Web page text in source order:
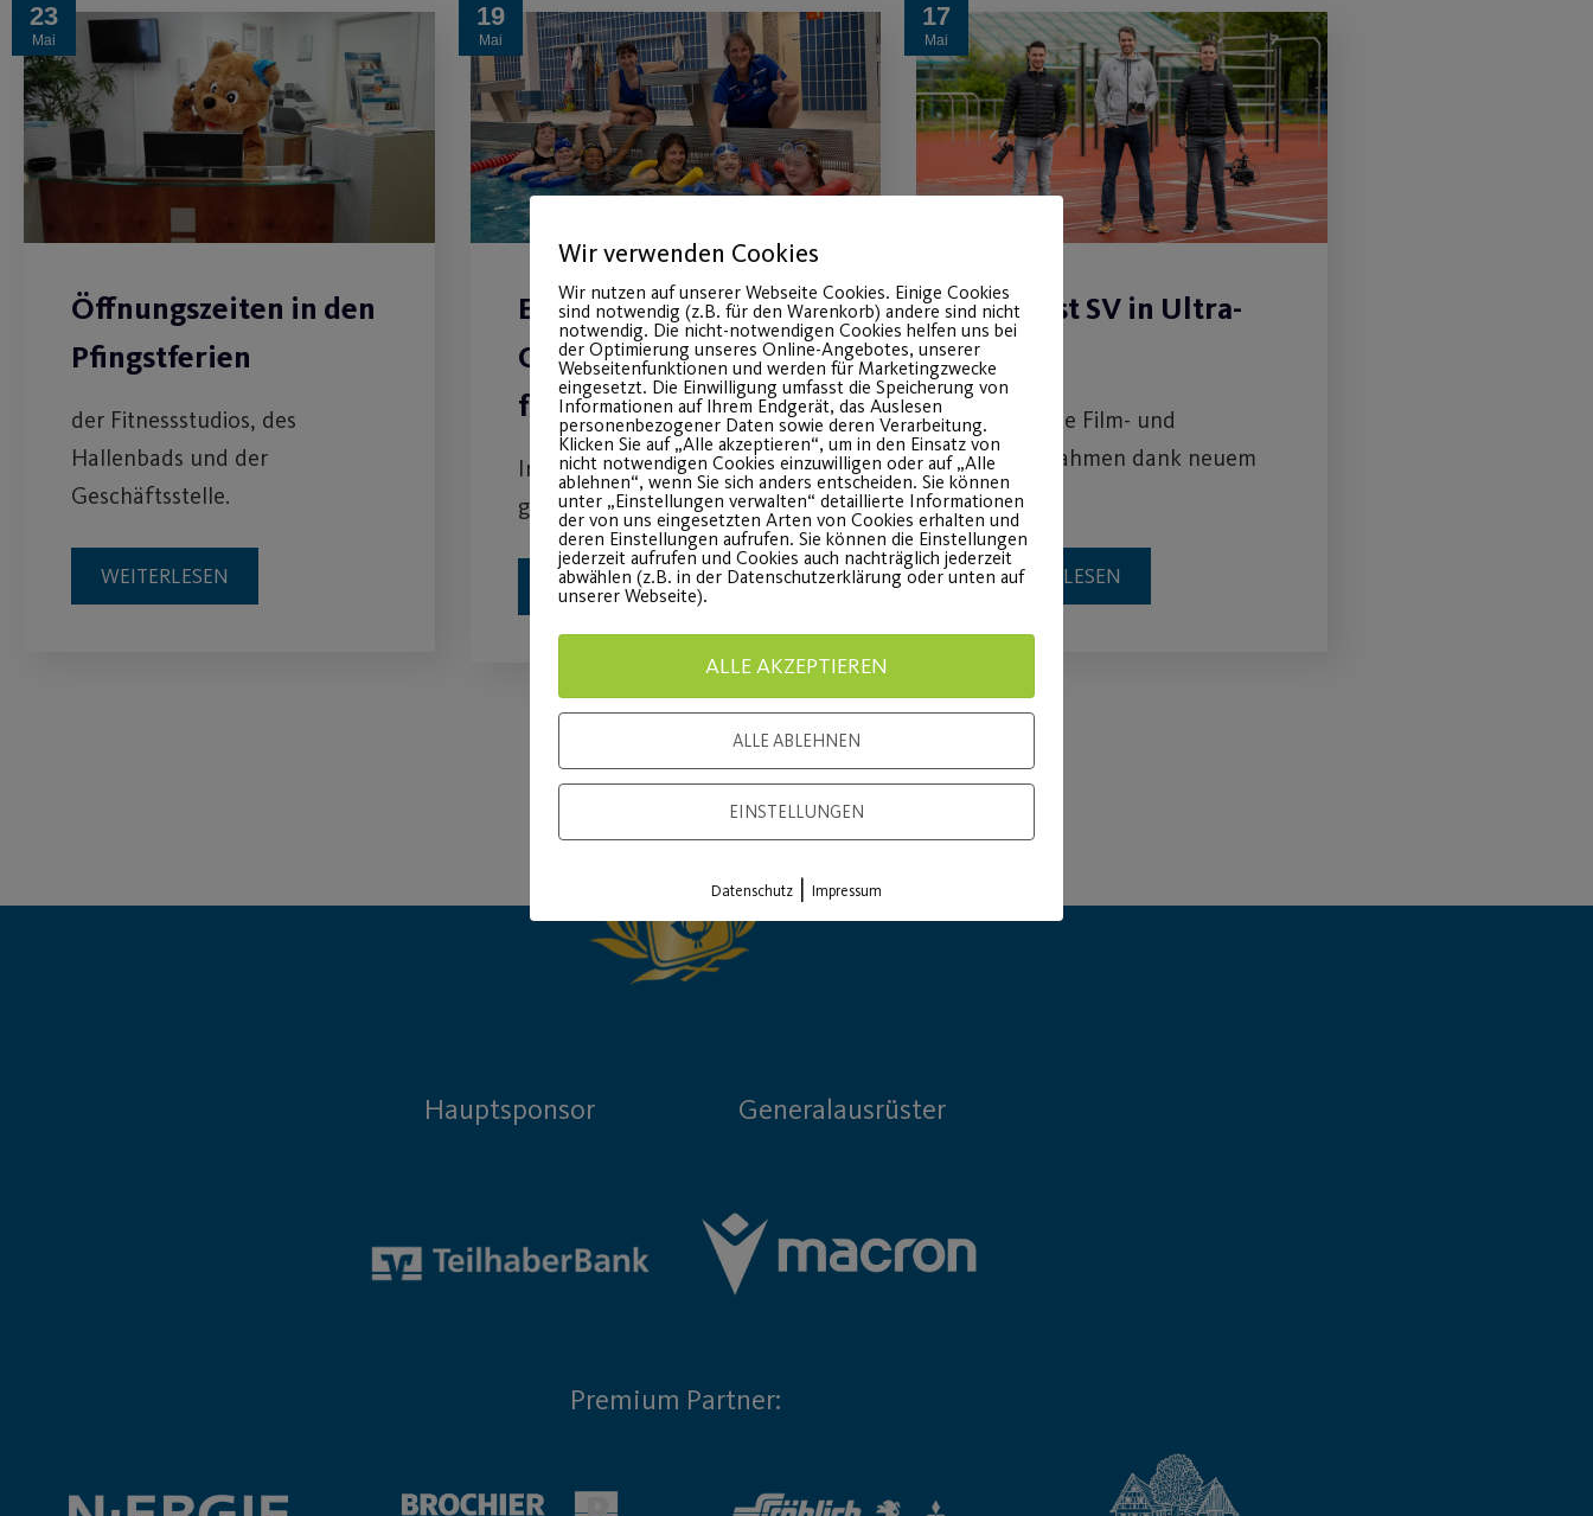
23
Mai
Öffnungszeiten in den
Pfingstferien
der Fitnessstudios, des
Hallenbads und der
Geschäftsstelle.
WEITERLESEN
19
Mai
Erfolgreiche
Crowdfunding-Aktion
für Bunter Sport
Insgesamt konnten 5.665 €
gesammelt werden.
WEITERLESEN
17
Mai
Der Post SV in Ultra-
HD
Emotionale Film- und
Fotoaufnahmen dank neuem
Partner.
WEITERLESEN
Hauptsponsor Generalausrüster
Premium Partner:
Wir verwenden Cookies
Wir nutzen auf unserer Webseite Cookies. Einige Cookies
sind notwendig (z.B. für den Warenkorb) andere sind nicht
notwendig. Die nicht-notwendigen Cookies helfen uns bei
der Optimierung unseres Online-Angebotes, unserer
Webseitenfunktionen und werden für Marketingzwecke
eingesetzt. Die Einwilligung umfasst die Speicherung von
Informationen auf Ihrem Endgerät, das Auslesen
personenbezogener Daten sowie deren Verarbeitung.
Klicken Sie auf „Alle akzeptieren“, um in den Einsatz von
nicht notwendigen Cookies einzuwilligen oder auf „Alle
ablehnen“, wenn Sie sich anders entscheiden. Sie können
unter „Einstellungen verwalten“ detaillierte Informationen
der von uns eingesetzten Arten von Cookies erhalten und
deren Einstellungen aufrufen. Sie können die Einstellungen
jederzeit aufrufen und Cookies auch nachträglich jederzeit
abwählen (z.B. in der Datenschutzerklärung oder unten auf
unserer Webseite).
ALLE AKZEPTIEREN
ALLE ABLEHNEN
EINSTELLUNGEN
Datenschutz | Impressum